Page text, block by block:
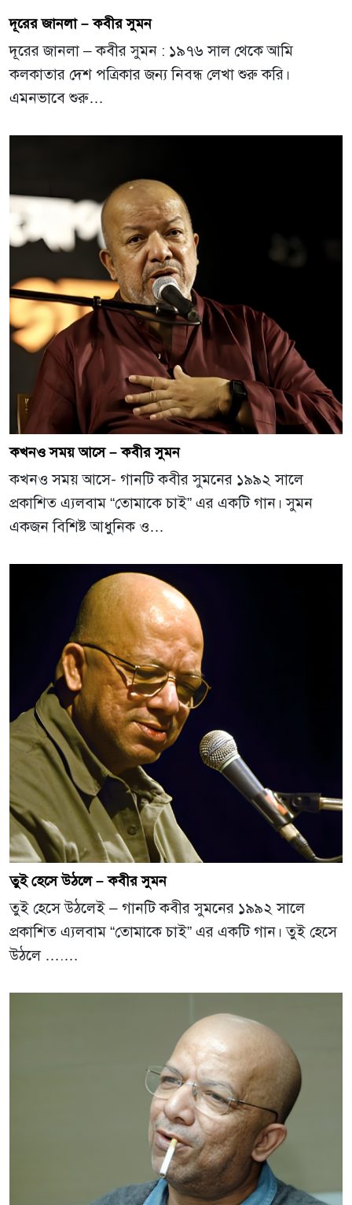
দূরের জানলা – কবীর সুমন
দূরের জানলা – কবীর সুমন : ১৯৭৬ সাল থেকে আমি
কলকাতার দেশ পত্রিকার জন্য নিবন্ধ লেখা শুরু করি।
এমনভাবে শুরু…
কখনও সময় আসে – কবীর সুমন
কখনও সময় আসে- গানটি কবীর সুমনের ১৯৯২ সালে
প্রকাশিত এ্যলবাম “তোমাকে চাই” এর একটি গান। সুমন
একজন বিশিষ্ট আধুনিক ও…
তুই হেসে উঠলে – কবীর সুমন
তুই হেসে উঠলেই – গানটি কবীর সুমনের ১৯৯২ সালে
প্রকাশিত এ্যলবাম “তোমাকে চাই” এর একটি গান। তুই হেসে
উঠলে ….…